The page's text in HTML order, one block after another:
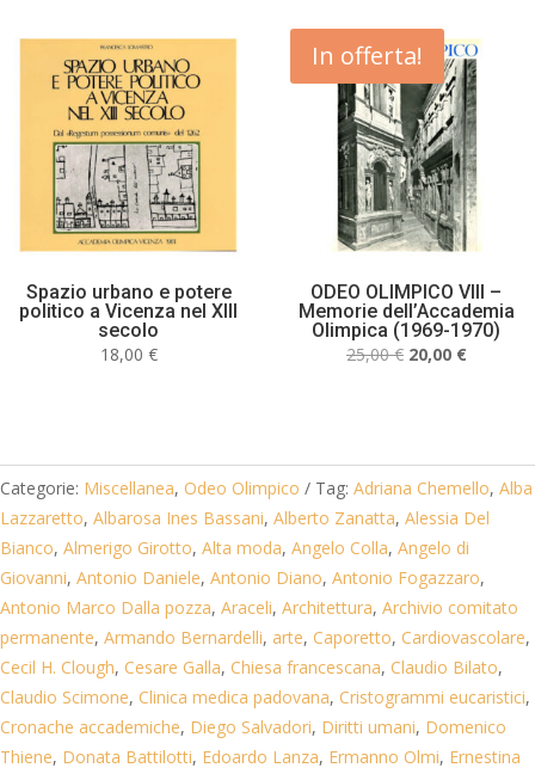
Spazio urbano e potere
politico a Vicenza nel XIII
secolo
18,00 €
In offerta!
ODEO OLIMPICO VIII –
Memorie dell’Accademia
Olimpica (1969-1970)
25,00€ Il
25,00 €.
20,00 €Il
20,00 €.
Categorie: Miscellanea, Odeo Olimpico Tag: Adriana Chemello, Alba
Lazzaretto, Albarosa Ines Bassani, Alberto Zanatta, Alessia Del
Bianco, Almerigo Girotto, Alta moda, Angelo Colla, Angelo di
Giovanni, Antonio Daniele, Antonio Diano, Antonio Fogazzaro,
Antonio Marco Dalla pozza, Araceli, Architettura, Archivio comitato
permanente, Armando Bernardelli, arte, Caporetto, Cardiovascolare,
Cecil H. Clough, Cesare Galla, Chiesa francescana, Claudio Bilato,
Claudio Scimone, Clinica medica padovana, Cristogrammi eucaristici,
Cronache accademiche, Diego Salvadori, Diritti umani, Domenico
Thiene, Donata Battilotti, Edoardo Lanza, Ermanno Olmi, Ernestina